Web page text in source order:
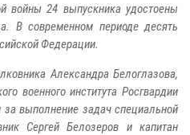
войны 24 выпускника удостоены
В современном периоде десять
Федерации.
Александра Белоглазова,
военного института Росгвардии
за выполнение задач специальной
Сергей Белозеров и капитан